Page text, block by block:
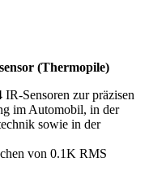
(Thermopile)
Sensoren zur präzisen
im Automobil, in der
sowie in der
von 0.1K RMS